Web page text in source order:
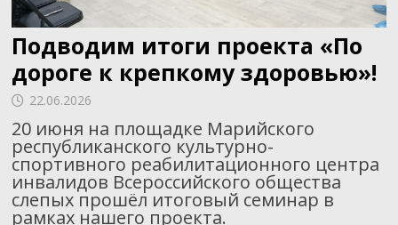
Подводим итоги проекта «По
дороге к крепкому здоровью»!
22.06.2026
20 июня на площадке Марийского
республиканского культурно-
спортивного реабилитационного центра
инвалидов Всероссийского общества
слепых прошёл итоговый семинар в
рамках нашего проекта.